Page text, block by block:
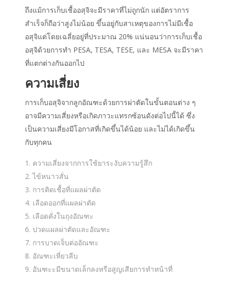
ถึงแม้การเก็บเชื้ออสุจิจะมีราคาที่ไม่ถูกนัก แต่อัตราการ
สำเร็จก็ถือว่าสูงไม่น้อย ขึ้นอยู่กับสาเหตุของการไม่มีเชื้อ
อสุจิแต่โดยเฉลี่ยอยู่ที่ประมาณ 20% แน่นอนว่าการเก็บเชื้อ
อสุจิด้วยการทำ PESA, TESA, TESE, และ MESA จะมีราคา
ที่แตกต่างกันออกไป
ความเสี่ยง
การเก็บอสุจิจากลูกอัณฑะด้วยการผ่าตัดในขั้นตอนต่าง ๆ
อาจมีความเสี่ยงหรือเกิดภาวะแทรกซ้อนดังต่อไปนี้ได้ ซึ่ง
เป็นความเสี่ยงมีโอกาสที่เกิดขึ้นได้น้อย และไม่ได้เกิดขึ้น
กับทุกคน
ความเสี่ยงจากการใช้ยาระงับความรู้สึก
ไข้หนาวสั่น
การติดเชื้อที่แผลผ่าตัด
เลือดออกที่แผลผ่าตัด
เลือดคั่งในถุงอัณฑะ
ปวดแผลผ่าตัดและอัณฑะ
การบาดเจ็บต่ออัณฑะ
อัณฑะเหี่ยวลีบ
อันฑะะมีขนาดเล็กลงหรือสูญเสียการทำหน้าที่